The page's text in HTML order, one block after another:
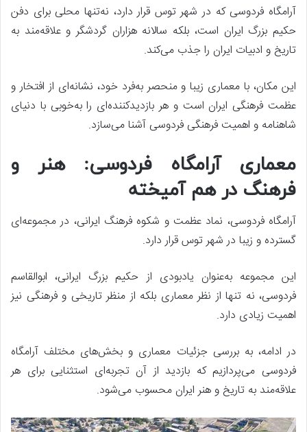
آرامگاه فردوسی که در شهر توس قرار دارد، نه‌تنها محلی برای دفن
حکیم بزرگ ایران است، بلکه سالانه هزاران گردشگر و علاقه‌مند به
تاریخ و ادبیات ایران را جذب می‌کند.
این مکان، با معماری زیبا و منحصر به‌فرد خود، نشانه‌ای از افتخار و
عظمت فرهنگی ایران است و هر بازدیدکننده‌ای را به‌خوبی با دنیای
شاهنامه و اهمیت فرهنگی فردوسی آشنا می‌سازد.
معماری آرامگاه فردوسی: هنر و
فرهنگ در هم آمیخته
آرامگاه فردوسی، نماد عظمت و شکوه فرهنگ ایرانی، در مجموعه‌ای
گسترده و زیبا در شهر توس قرار دارد.
این مجموعه به‌عنوان یادبودی از حکیم بزرگ ایرانی، ابوالقاسم
فردوسی، نه تنها از نظر معماری بلکه از منظر تاریخی و فرهنگی نیز
اهمیت زیادی دارد.
در ادامه، به بررسی جزئیات معماری و بخش‌های مختلف آرامگاه
فردوسی می‌پردازیم که بازدید از آن تجربه‌ای استثنایی برای هر
علاقه‌مند به تاریخ و هنر ایران محسوب می‌شود.